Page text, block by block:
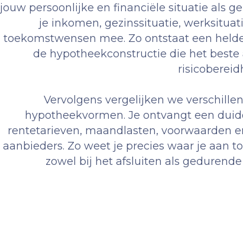
jouw persoonlijke en financiële situatie als
je inkomen, gezinssituatie,
toekomstwensen mee. Zo ontstaat een
de hypotheekconstructie die het
Vervolgens vergelijken we
hypotheekvormen. Je ontvangt een
rentetarieven, maandlasten, voorwaarden
aanbieders. Zo weet je precies waar je aan
zowel bij het afsluiten als